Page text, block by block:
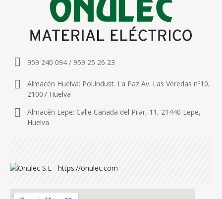
959 240 094 / 959 25 26 23
Almacén Huelva: Pol.Indust. La Paz Av. Las Veredas nº10,
21007 Huelva
Almacén Lepe: Calle Cañada del Pilar, 11, 21440 Lepe,
Huelva